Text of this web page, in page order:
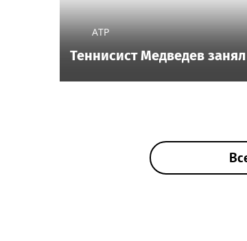
ATP
Теннисист Медведев